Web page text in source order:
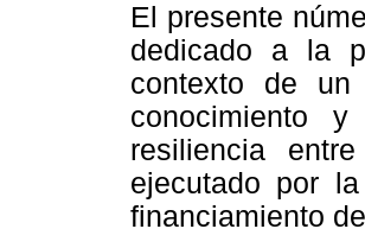
El presente
dedicado a la
contexto de un
conocimiento
resiliencia
ejecutado por
financiamiento